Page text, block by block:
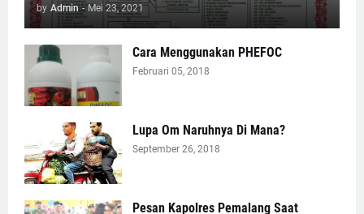
by Admin - Mei 23, 2021
Cara Menggunakan PHEFOC
Februari 05, 2018
Lupa Om Naruhnya Di Mana?
September 26, 2018
Pesan Kapolres Pemalang Saat